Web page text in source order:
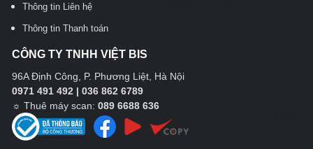
Thông tin Liên hệ
Thông tin Thanh toán
CÔNG TY TNHH VIỆT BIS
96A Định Công, P. Phương Liệt, Hà Nội
0971 491 492 | 036 862 6789
☼ Thuê máy scan: 089 6688 636